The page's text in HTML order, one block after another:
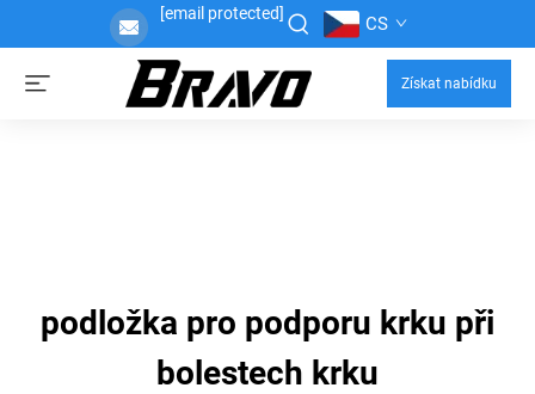
[email protected] CS
Získat nabídku
podložka pro podporu krku při
bolestech krku